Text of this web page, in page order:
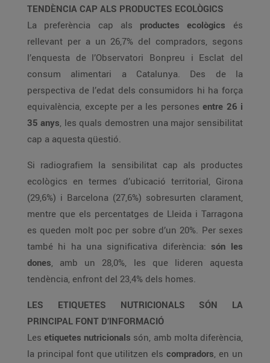
TENDÈNCIA CAP ALS PRODUCTES ECOLÒGICS
La preferència cap als productes ecològics és
rellevant per a un 26,7% del compradors, segons
l’enquesta de l’Observatori Bonpreu i Esclat del
consum alimentari a Catalunya. Des de la
perspectiva de l’edat dels consumidors hi ha força
equivalència, excepte per a les persones entre 26 i
35 anys, les quals demostren una major sensibilitat
cap a aquesta qüestió.
Si radiografiem la sensibilitat cap als productes
ecològics en termes d’ubicació territorial, Girona
(29,6%) i Barcelona (27,6%) sobresurten clarament,
mentre que els percentatges de Lleida i Tarragona
es queden molt poc per sobre d’un 20%. Per sexes
també hi ha una significativa diferència: són les
dones, amb un 28,0%, les que lideren aquesta
tendència, enfront del 23,4% dels homes.
LES ETIQUETES NUTRICIONALS SÓN LA
PRINCIPAL FONT D’INFORMACIÓ
Les etiquetes nutricionals són, amb molta diferència,
la principal font que utilitzen els compradors, en un